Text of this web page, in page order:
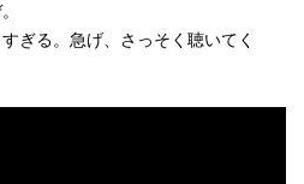
ぎる。急げ、さっそく聴いてく